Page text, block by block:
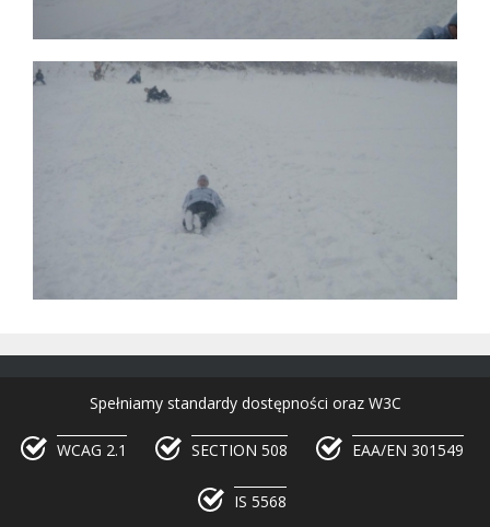
Spełniamy standardy dostępności oraz W3C
WCAG 2.1 SECTION 508 EAA/EN 301549
IS 5568